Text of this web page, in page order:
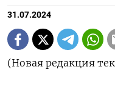
31.07.2024
(Новая редакция